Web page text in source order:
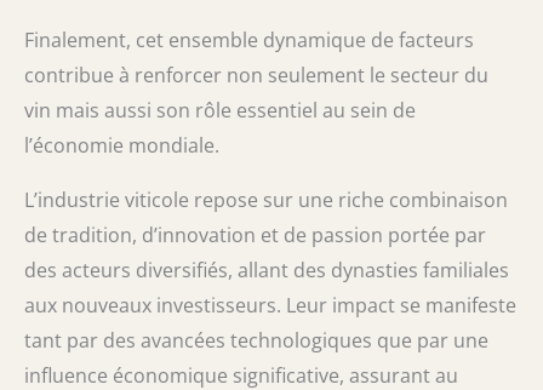
Finalement, cet ensemble dynamique de facteurs
contribue à renforcer non seulement le secteur du
vin mais aussi son rôle essentiel au sein de
l’économie mondiale.
L’industrie viticole repose sur une riche combinaison
de tradition, d’innovation et de passion portée par
des acteurs diversifiés, allant des dynasties familiales
aux nouveaux investisseurs. Leur impact se manifeste
tant par des avancées technologiques que par une
influence économique significative, assurant au